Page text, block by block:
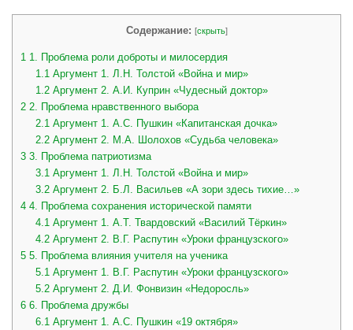
Содержание: [скрыть]
1 1. Проблема роли доброты и милосердия
1.1 Аргумент 1. Л.Н. Толстой «Война и мир»
1.2Аргумент 2. А.И. Куприн «Чудесный доктор»
2 2. Проблема нравственного выбора
2.1 Аргумент 1. А.С. Пушкин «Капитанская дочка»
2.2Аргумент 2. М.А. Шолохов «Судьба человека»
3 3. Проблема патриотизма
3.1 Аргумент 1. Л.Н. Толстой «Война и мир»
3.2Аргумент 2. Б.Л. Васильев «А зори здесь тихие…»
4 4. Проблема сохранения исторической памяти
4.1 Аргумент 1. А.Т. Твардовский «Василий Тёркин»
4.2Аргумент 2. В.Г. Распутин «Уроки французского»
5 5. Проблема влияния учителя на ученика
5.1 Аргумент 1. В.Г. Распутин «Уроки французского»
5.2Аргумент 2. Д.И. Фонвизин «Недоросль»
6 6. Проблема дружбы
6.1 Аргумент 1. А.С. Пушкин «19 октября»